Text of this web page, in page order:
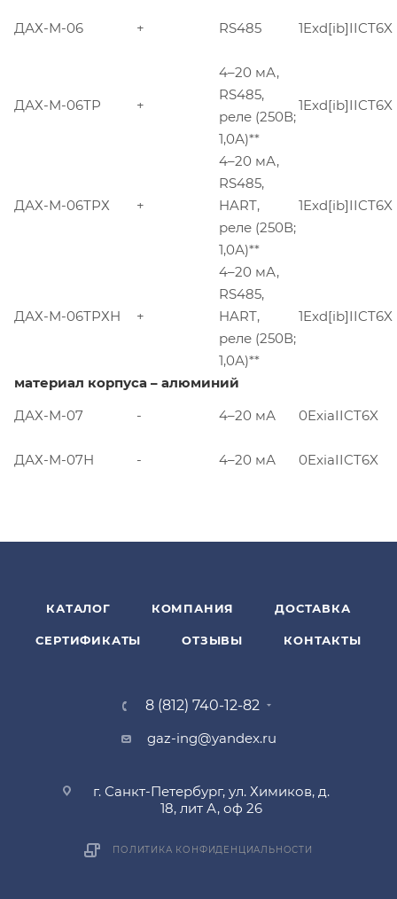
ДАХ-М-06 + RS485 1Exd[ib]IICT6X
ДАХ-М-06ТР +
4–20 мА,
RS485,
реле (250В;
1,0А)**
1Exd[ib]IICT6X
ДАХ-М-06ТРХ +
4–20 мА,
RS485,
HART,
реле (250В;
1,0А)**
1Exd[ib]IICT6X
ДАХ-М-06ТРХН +
4–20 мА,
RS485,
HART,
реле (250В;
1,0А)**
1Exd[ib]IICT6X
материал корпуса – алюминий
ДАХ-М-07
- 4–20 мА 0ExiaIICT6X
ДАХ-М-07Н - 4–20 мА 0ExiaIICT6X
КАТАЛОГ КОМПАНИЯ ДОСТАВКА
СЕРТИФИКАТЫ ОТЗЫВЫ КОНТАКТЫ
8 (812) 740-12-82
gaz-ing@yandex.ru
г. Санкт-Петербург, ул. Химиков, д.
18, лит А, оф 26
ПОЛИТИКА КОНФИДЕНЦИАЛЬНОСТИ